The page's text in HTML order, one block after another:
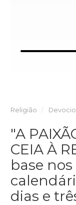
Religião
"A
CEIA À
base
dias e